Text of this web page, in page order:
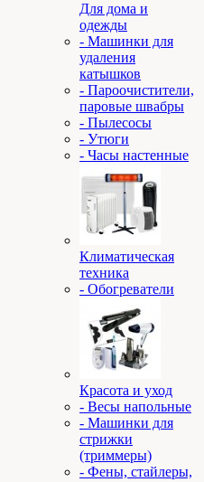
Для дома и
одежды
- Машинки для
удаления
катышков
- Пароочистители,
паровые швабры
- Пылесосы
- Утюги
- Часы настенные
Климатическая
техника
- Обогреватели
Красота и уход
- Весы напольные
- Машинки для
стрижки
(триммеры)
- Фены, стайлеры,